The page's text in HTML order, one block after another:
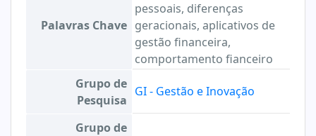
Palavras Chave
pessoais, diferenças
geracionais, aplicativos de
gestão financeira,
comportamento fianceiro
Grupo de
Pesquisa
GI - Gestão e Inovação
Grupo de